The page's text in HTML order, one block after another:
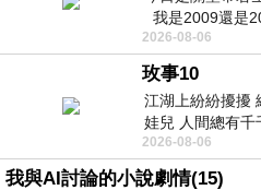
我是2009還是
一個奇摩交友的
2026-08-06
玫事10
江湖上紛紛擾擾
娃兒 人間總有千
山佛山泰華衡恆
2026-08-06
我與AI討論的小說劇情(15)